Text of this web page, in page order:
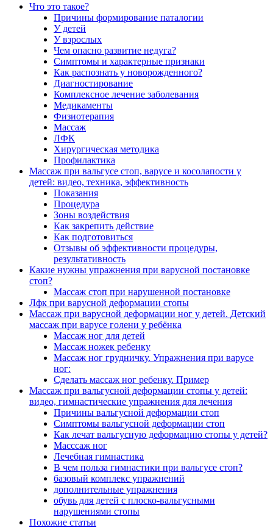
Что это такое?
Причины формирование паталогии
У детей
У взрослых
Чем опасно развитие недуга?
Симптомы и характерные признаки
Как распознать у новорожденного?
Диагностирование
Комплексное лечение заболевания
Медикаменты
Физиотерапия
Массаж
ЛФК
Хирургическая методика
Профилактика
Массаж при вальгусе стоп, варусе и косолапости у
детей: видео, техника, эффективность
Показания
Процедура
Зоны воздействия
Как закрепить действие
Как подготовиться
Отзывы об эффективности процедуры,
результативность
Какие нужны упражнения при варусной постановке
стоп?
Массаж стоп при нарушенной постановке
Лфк при варусной деформации стопы
Массаж при варусной деформации ног у детей. Детский
массаж при варусе голени у ребёнка
Массаж ног для детей
Массаж ножек ребенку
Массаж ног грудничку. Упражнения при варусе
ног:
Сделать массаж ног ребенку. Пример
Массаж при вальгусной деформации стопы у детей:
видео, гимнастические упражнения для лечения
Причины вальгусной деформации стоп
Симптомы вальгусной деформации стоп
Как лечат вальгусную деформацию стопы у детей?
Масссаж ног
Лечебная гимнастика
В чем польза гимнастики при вальгусе стоп?
базовый комплекс упражнений
дополнительные упражнения
обувь для детей с плоско-вальгусными
нарушениями стопы
Похожие статьи